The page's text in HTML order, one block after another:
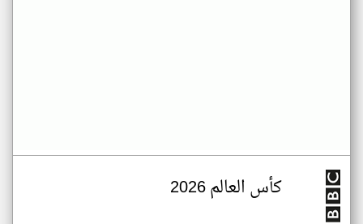
كأس العالم 2026